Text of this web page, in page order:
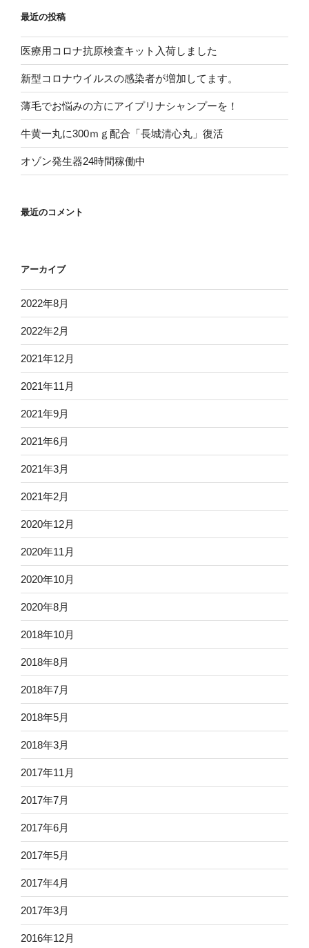
最近の投稿
医療用コロナ抗原検査キット入荷しました
新型コロナウイルスの感染者が増加してます。
薄毛でお悩みの方にアイプリナシャンプーを！
牛黄一丸に300ｍｇ配合「長城清心丸」復活
オゾン発生器24時間稼働中
最近のコメント
アーカイブ
2022年8月
2022年2月
2021年12月
2021年11月
2021年9月
2021年6月
2021年3月
2021年2月
2020年12月
2020年11月
2020年10月
2020年8月
2018年10月
2018年8月
2018年7月
2018年5月
2018年3月
2017年11月
2017年7月
2017年6月
2017年5月
2017年4月
2017年3月
2016年12月